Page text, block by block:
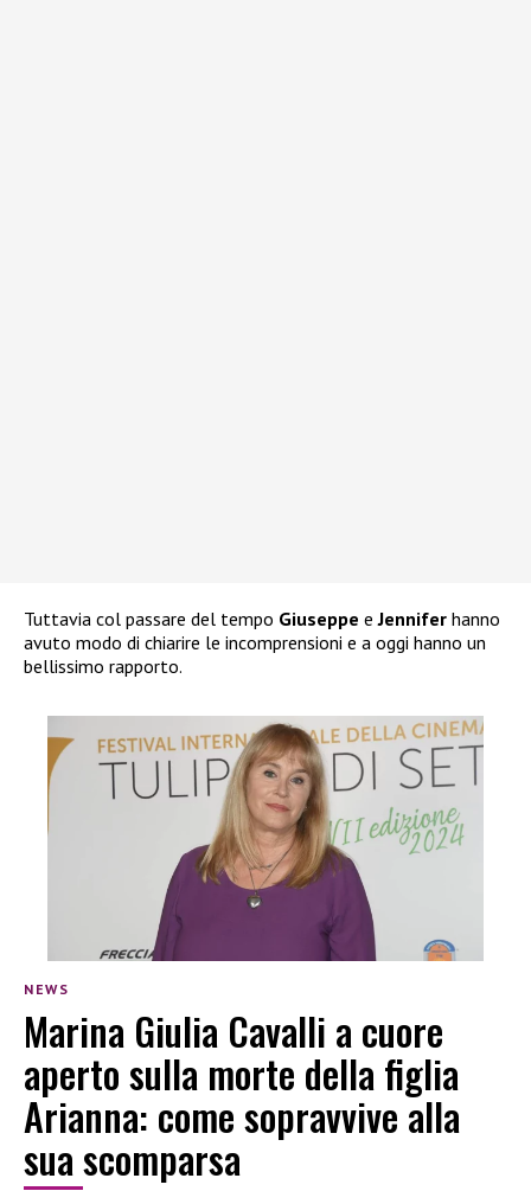
Tuttavia col passare del tempo Giuseppe eJennifer hanno
avuto modo di chiarire le incomprensioni e a oggi hanno un
bellissimo rapporto.
NEWS
Marina Giulia Cavalli a cuore
aperto sulla morte della figlia
Arianna: come sopravvive alla
sua scomparsa